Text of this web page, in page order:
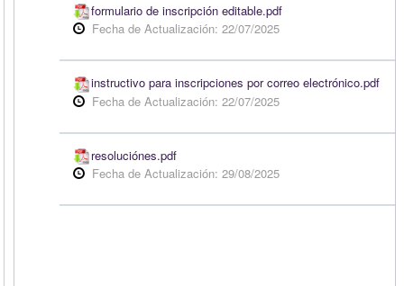
formulario de inscripción editable.pdf
Fecha de Actualización: 22/07/2025
instructivo para inscripciones por correo electrónico.pdf
Fecha de Actualización: 22/07/2025
resoluciónes.pdf
Fecha de Actualización: 29/08/2025